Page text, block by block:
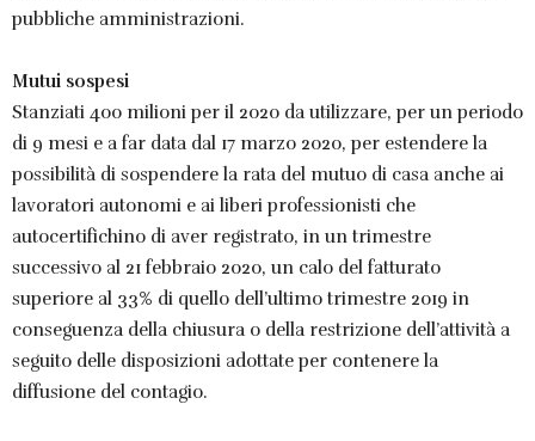
pubbliche amministrazioni.
Mutui sospesi
Stanziati 400 milioni per il 2020 da utilizzare, per un periodo
di 9 mesi e a far data dal 17 marzo 2020, per estendere la
possibilità di sospendere la rata del mutuo di casa anche ai
lavoratori autonomi e ai liberi professionisti che
autocertifichino di aver registrato, in un trimestre
successivo al 21 febbraio 2020, un calo del fatturato
superiore al 33% di quello dell’ultimo trimestre 2019 in
conseguenza della chiusura o della restrizione dell’attività a
seguito delle disposizioni adottate per contenere la
diffusione del contagio.